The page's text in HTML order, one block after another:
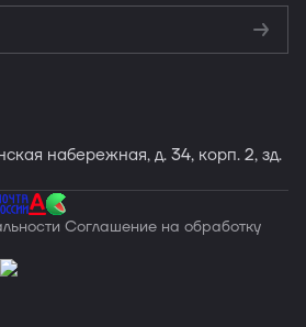
Обработку
набережная, д. 34, корп. 2, зд.
Соглашение на обработку